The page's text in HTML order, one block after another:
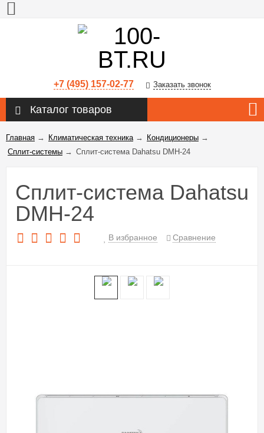
+7 (495) 157-02-77 Заказать звонок
Каталог товаров
Главная → Климатическая техника→ Кондиционеры →
Сплит-системы → Сплит-система Dahatsu DMH-24
Сплит-система Dahatsu
DMH-24
В избранное Сравнение